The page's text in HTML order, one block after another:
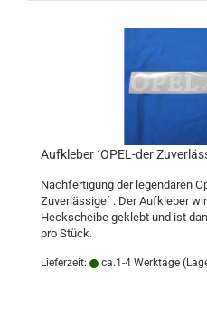
Aufkleber ´OPEL-der
Nachfertigung der legendären
Zuverlässige´ . Der Aufkleber
Heckscheibe geklebt und ist
pro Stück.
Lieferzeit: ca.1-4 Werktage